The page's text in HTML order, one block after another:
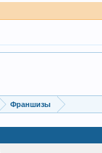
Франшизы